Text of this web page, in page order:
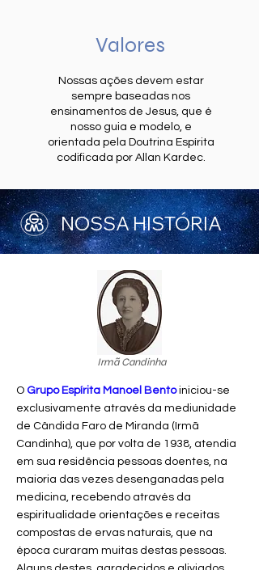
Valores
Nossas ações devem estar
sempre baseadas nos
ensinamentos de Jesus, que é
nosso guia e modelo, e
orientada pela Doutrina Espírita
codificada por Allan Kardec.
NOSSA HISTÓRIA
Irmã Candinha
O Grupo Espírita Manoel Bentoiniciou-se
exclusivamente através da mediunidade
de Cândida Faro de Miranda (Irmã
Candinha), que por volta de 1938, atendia
em sua residência pessoas doentes, na
maioria das vezes desenganadas pela
medicina, recebendo através da
espiritualidade orientações e receitas
compostas de ervas naturais, que na
época curaram muitas destas pessoas.